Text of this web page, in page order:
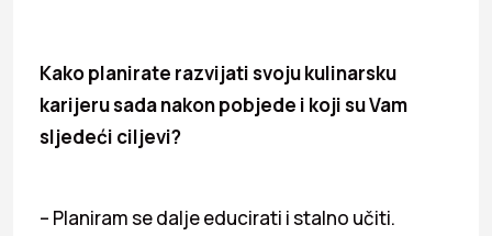
Kako planirate razvijati svoju kulinarsku
karijeru sada nakon pobjede i koji su Vam
sljedeći ciljevi?
– Planiram se dalje educirati i stalno učiti.